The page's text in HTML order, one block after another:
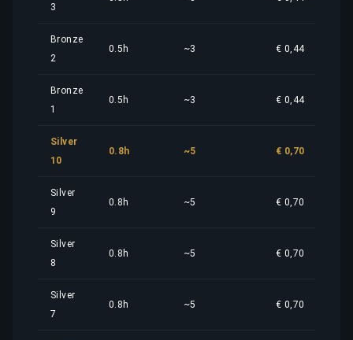
3
Bronze
2
0.5h ~3 € 0,44
Bronze
1
0.5h ~3 € 0,44
Silver
10
0.8h ~5 € 0,70
Silver
9
0.8h ~5 € 0,70
Silver
8
0.8h ~5 € 0,70
Silver
7
0.8h ~5 € 0,70